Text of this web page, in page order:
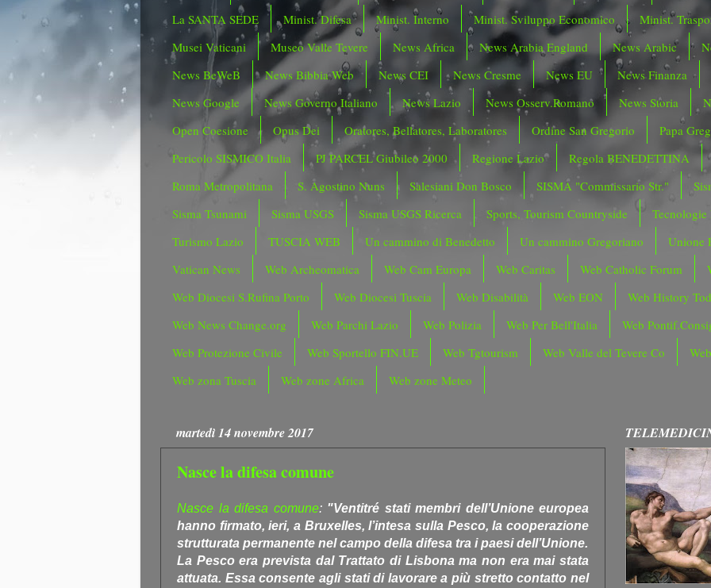
La SANTA SEDE
Minist. Difesa Minist. Interno Minist. Sviluppo Economico
Minist.
Musei Vaticani
Museo Valle Tevere News Africa News Arabia England News Arabic
News BeWeB
News Bibbia Web News CEI News Cresme News EU
News Finanza
News Google
News Governo Italiano News Lazio News Osserv.Romano News Storia
Open Coesione
Opus Dei Oratores, Bellatores, Laboratores Ordine San Gregorio
Papa
Pericolo SISMICO Italia
PJ PARCEL Giubileo 2000 Regione Lazio
Regola BENEDETTINA
Roma Metropolitana
S. Agostino Nuns Salesiani Don Bosco SISMA "Commissario Str."
Sisma Tsunami
Sisma USGS Sisma USGS Ricerca Sports, Tourism Countryside
Tecnologie
Turismo Lazio
TUSCIA WEB Un cammino di Benedetto Un cammino Gregoriano
Unione
Vatican News
Web Archeomatica Web Cam Europa Web Caritas Web Catholic Forum
Web Diocesi S.Rufina Porto
Web Diocesi Tuscia Web Disabilità Web EON
Web History
Web News Change.org
Web Parchi Lazio Web Polizia Web Per Bell'Italia
Web
Web Protezione Civile
Web Sportello FIN.UE Web Tgtourism Web Valle del Tevere Co
Web zona Tuscia
Web zone Africa Web zone Meteo
martedì 14 novembre 2017
Nasce la difesa comune
Nasce la difesa comune: "Ventitré stati membri dell’Unione europea
hanno firmato, ieri, a Bruxelles, l’intesa sulla Pesco, la cooperazione
strutturata permanente nel campo della difesa tra i paesi dell’Unione.
La Pesco era prevista dal Trattato di Lisbona ma non era mai stata
attuata. Essa consente agli stati di lavorare a più stretto contatto nel